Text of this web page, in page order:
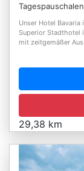
Unser Hotel
Superior Stadthotel
mit zeitgemäßer
29,38 km